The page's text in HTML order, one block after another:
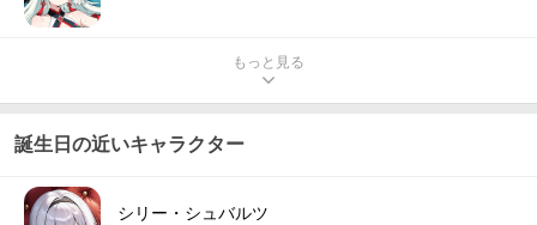
もっと見る
誕生日の近いキャラクター
シリー・シュバルツ